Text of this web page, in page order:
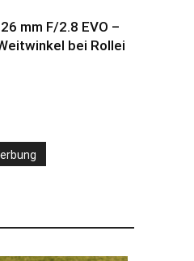
mm F/2.8 EVO –
bei Rollei